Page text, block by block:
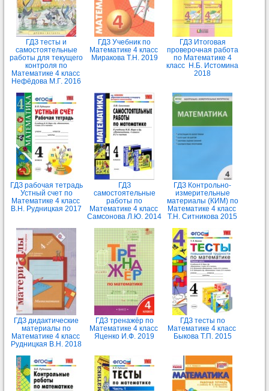
ГДЗ тесты и
самостоятельные
работы для текущего
контроля по
Математике 4 класс
Нефёдова М.Г. 2016
ГДЗ Учебник по
Математике 4 класс
Миракова Т.Н. 2019
ГДЗ Итоговая
проверочная работа
по Математике 4
класс Н.Б. Истомина
2018
ГДЗ рабочая тетрадь
Устный счет по
Математике 4 класс
В.Н. Рудницкая 2017
ГДЗ
самостоятельные
работы по
Математике 4 класс
Самсонова Л.Ю. 2014
ГДЗ Контрольно-
измерительные
материалы (КИМ) по
Математике 4 класс
Т.Н. Ситникова 2015
ГДЗ дидактические
материалы по
Математике 4 класс
Рудницкая В.Н. 2018
ГДЗ тренажёр по
Математике 4 класс
Яценко И.Ф. 2019
ГДЗ тесты по
Математике 4 класс
Быкова Т.П. 2015